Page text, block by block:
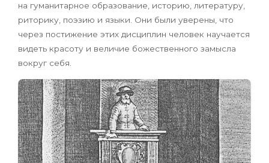
на гуманитарное образование, историю, литературу,
риторику, поэзию и языки. Они были уверены, что
через постижение этих дисциплин человек научается
видеть красоту и величие божественного замысла
вокруг себя.